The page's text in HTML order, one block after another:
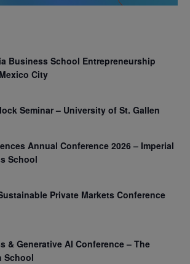
Business School Entrepreneurship
City
Seminar – University of St. Gallen
Annual Conference 2026 – Imperial
School
Private Markets Conference
& Generative AI Conference – The
School